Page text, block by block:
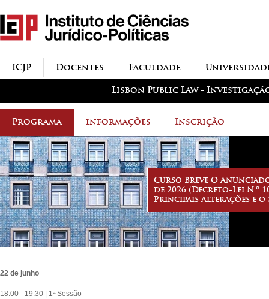
principal
icjp
menu-institucional Faculdade
Docentes
ICJP
Lisbon Public Law -
Inscrição
informações
Programa
Curso Breve O
de 2026 (Decreto-Lei N.º
Principais Alterações e o
22 de junho
18:00 - 19:30 | 1ª Sessão